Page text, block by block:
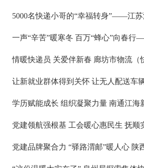
5000名快递小哥的“幸福转身”——江
一声“辛苦”暖寒冬 百万“蜂心”向春
情暖快递员 关爱伴新春 廊坊市物流
让新就业群体得到关怀 让无人配送
学历赋能成长 组织凝聚力量 南通江
党建领航强根基 工会暖心惠民生 抚
党建品牌聚合力 “驿路渭邮”暖人心